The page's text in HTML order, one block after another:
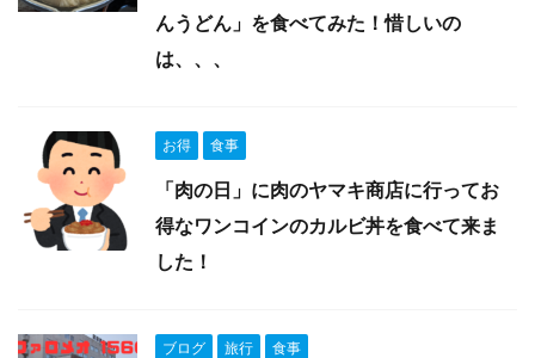
んうどん」を食べてみた！惜しいの
は、、、
お得 食事
「肉の日」に肉のヤマキ商店に行ってお
得なワンコインのカルビ丼を食べて来ま
した！
ブログ 旅行 食事